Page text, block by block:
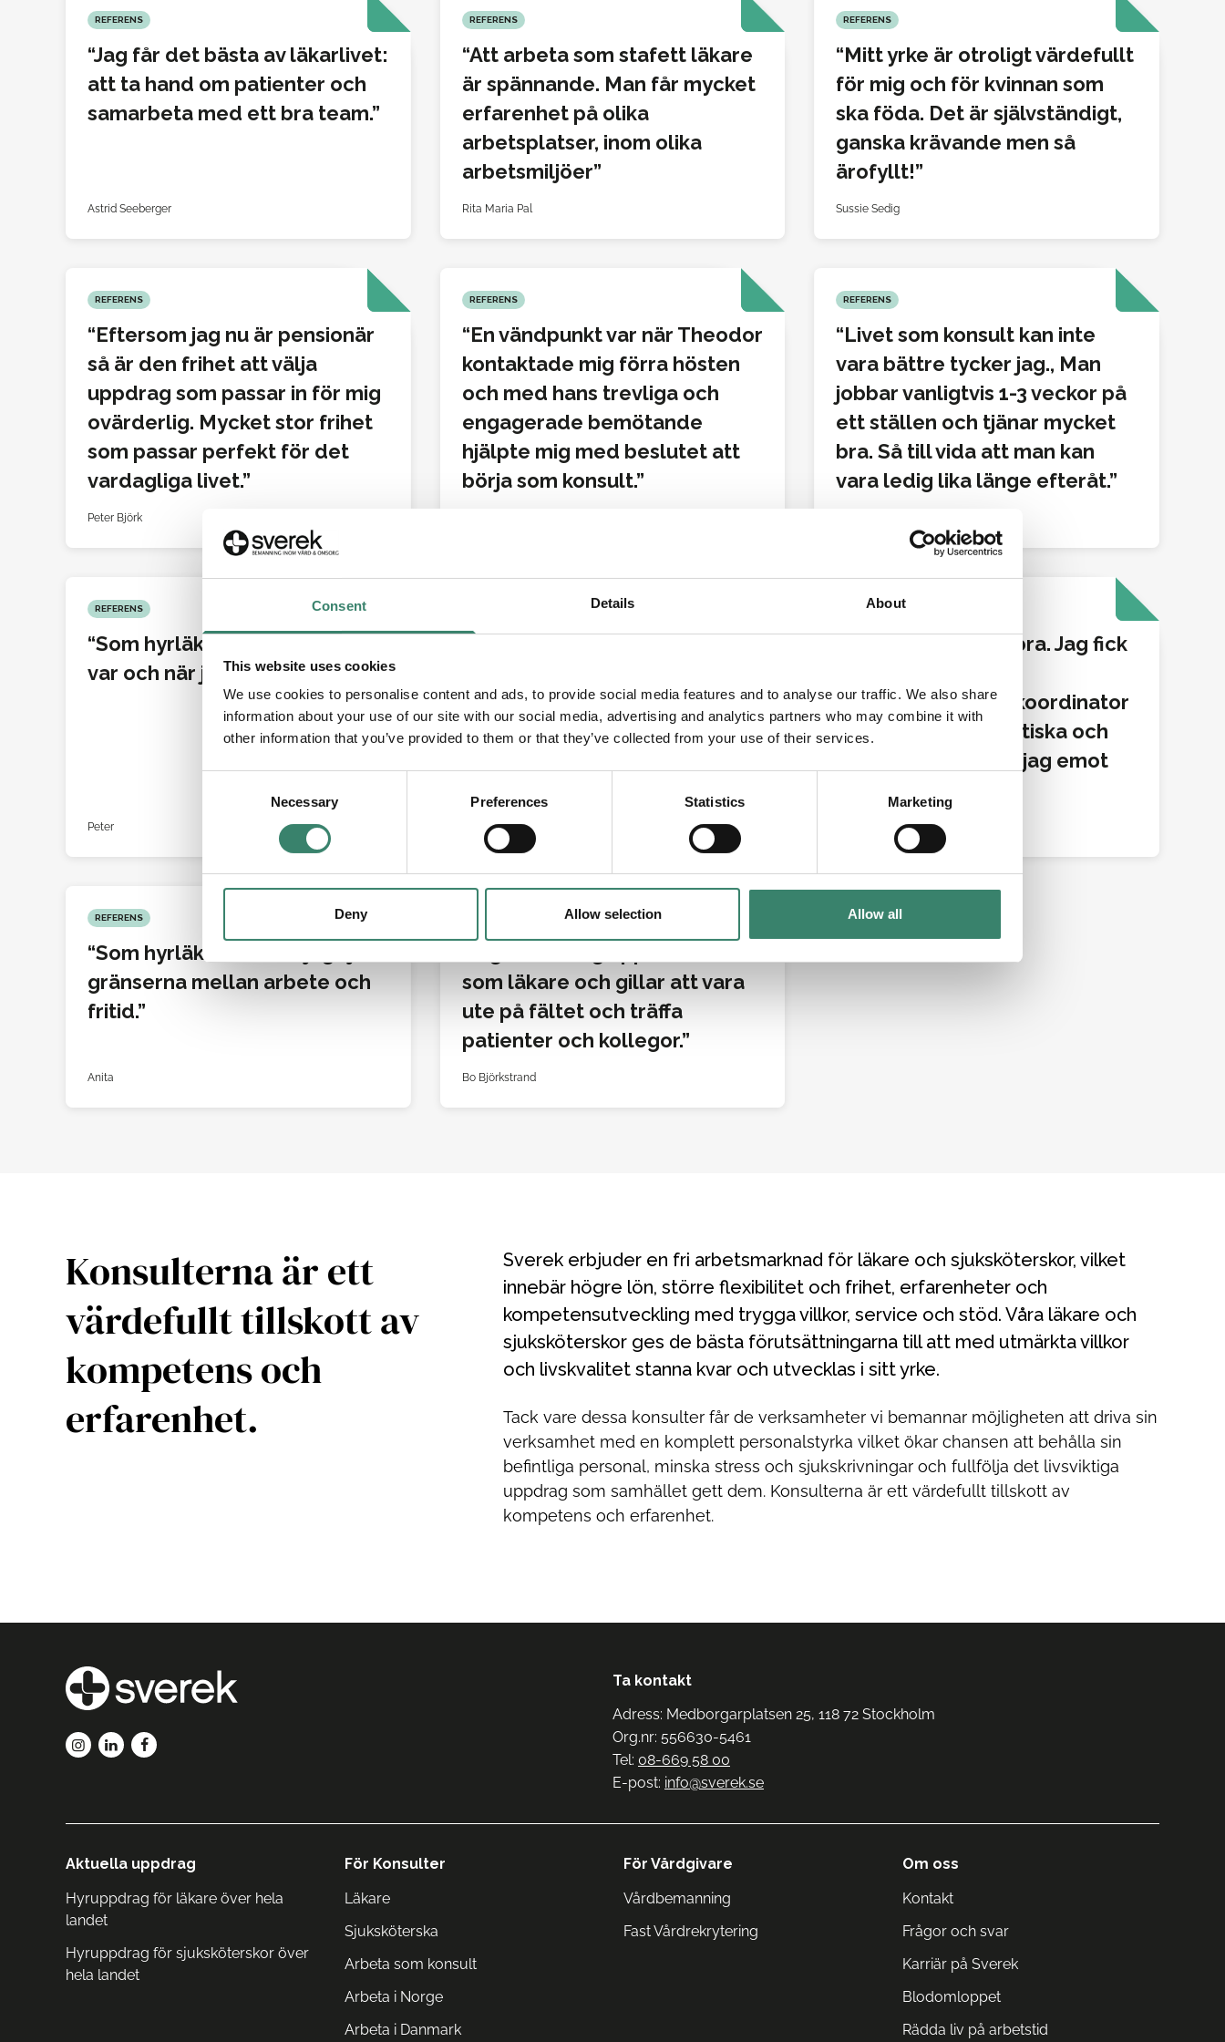
Consent Details About
This website uses cookies
We use cookies to personalise content and ads, to provide social media features and to analyse our traffic. We also share
information about your use of our site with our social media, advertising and analytics partners who may combine it with
other information that you’ve provided to them or that they’ve collected from your use of their services.
e
l
n
Necessary Preferences Statistics Marketing
Deny Allow selection Allow all
REFERENS
Jag får det bästa av läkarlivet:
att ta hand om patienter och
samarbeta med ett bra team.
Astrid Seeberger
REFERENS
Att arbeta som stafett läkare
är spännande. Man får mycket
erfarenhet på olika
arbetsplatser, inom olika
arbetsmiljöer
Rita Maria Pal
REFERENS
Mitt yrke är otroligt värdefullt
för mig och för kvinnan som
ska föda. Det är självständigt,
ganska krävande men så
ärofyllt!
Sussie Sedig
REFERENS
Eftersom jag nu är pensionär
så är den frihet att välja
uppdrag som passar in för mig
ovärderlig. Mycket stor frihet
som passar perfekt för det
vardagliga livet.
Peter Björk
REFERENS
En vändpunkt var när Theodor
kontaktade mig förra hösten
och med hans trevliga och
engagerade bemötande
hjälpte mig med beslutet att
börja som konsult.
REFERENS
Livet som konsult kan inte
vara bättre tycker jag., Man
jobbar vanligtvis 1-3 veckor på
ett ställen och tjänar mycket
bra. Så till vida att man kan
vara ledig lika länge efteråt.
REFERENS
Som hyrläkare väljer jag själv
var och när jag vill tjänstgöra.
Peter
orkar.
Miranda
REFERENS
Allt funkade jättebra. Jag fick
konsultchefen, en koordinator
fixade allt det praktiska och
på uppdraget togs jag emot
REFERENS
Som hyrläkare sätter jag själv
gränserna mellan arbete och
fritid.
Anita
som läkare och gillar att vara
ute på fältet och träffa
patienter och kollegor.
Bo Björkstrand
Konsulterna är ett
värdefullt tillskott av
kompetens och
erfarenhet.
Sverek erbjuder en fri arbetsmarknad för läkare och sjuksköterskor, vilket
innebär högre lön, större flexibilitet och frihet, erfarenheter och
kompetensutveckling med trygga villkor, service och stöd. Våra läkare och
sjuksköterskor ges de bästa förutsättningarna till att med utmärkta villkor
och livskvalitet stanna kvar och utvecklas i sitt yrke.
Tack vare dessa konsulter får de verksamheter vi bemannar möjligheten att driva sin
verksamhet med en komplett personalstyrka vilket ökar chansen att behålla sin
befintliga personal, minska stress och sjukskrivningar och fullfölja det livsviktiga
uppdrag som samhället gett dem. Konsulterna är ett värdefullt tillskott av
kompetens och erfarenhet.
Ta kontakt
Adress: Medborgarplatsen 25, 118 72 Stockholm
Org.nr: 556630-5461
Tel: 08-669 58 00
E-post: info@sverek.se
Aktuella uppdrag
Hyruppdrag för läkare över hela
landet
Hyruppdrag för sjuksköterskor över
hela landet
För Konsulter
Läkare
Sjuksköterska
Arbeta som konsult
Arbeta i Norge
Arbeta i Danmark
För Vårdgivare
Vårdbemanning
Fast Vårdrekrytering
Om oss
Kontakt
Frågor och svar
Karriär på Sverek
Blodomloppet
Rädda liv på arbetstid